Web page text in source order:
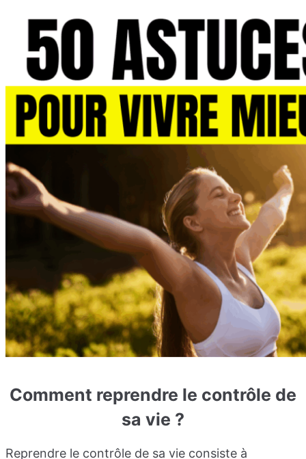
Comment reprendre le contrôle de
sa vie ?
Reprendre le contrôle de sa vie consiste à